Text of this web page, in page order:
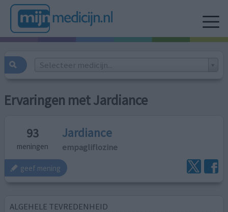
Selecteer medicijn...
Ervaringen met Jardiance
93
meningen
Jardiance
empagliflozine
geef mening
ALGEHELE TEVREDENHEID